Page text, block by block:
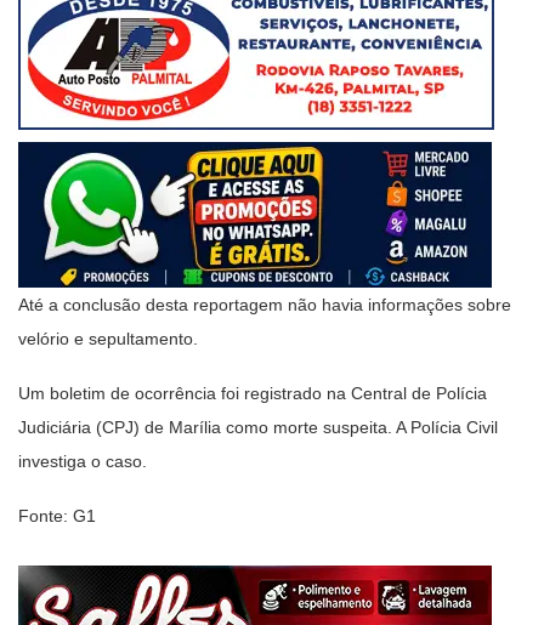
Até a conclusão desta reportagem não havia informações sobre
velório e sepultamento.
Um boletim de ocorrência foi registrado na Central de Polícia
Judiciária (CPJ) de Marília como morte suspeita. A Polícia Civil
investiga o caso.
Fonte: G1